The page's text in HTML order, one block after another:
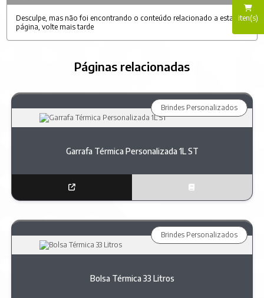
iten(s)
Desculpe, mas não foi encontrando o conteúdo relacionado a esta
página, volte mais tarde
Páginas relacionadas
Garrafa Térmica Personalizada 1L ST
Brindes Personalizados
Bolsa Térmica 33 Litros
Brindes Personalizados